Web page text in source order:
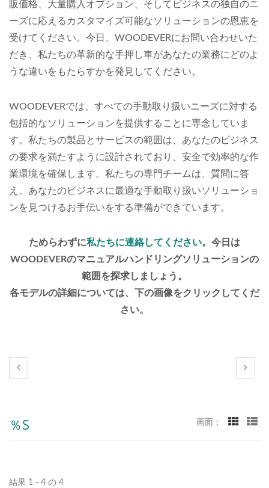
販価格、大量購入オプション、そしてビジネスの独自のニ
ーズに応えるカスタマイズ可能なソリューションの恩恵を
受けてください。今日、WOODEVERにお問い合わせいた
だき、私たちの革新的な手押し車があなたの業務にどのよ
うな違いをもたらすかを発見してください。
WOODEVERでは、すべての手動取り扱いニーズに対する
包括的なソリューションを提供することに専念していま
す。私たちの製品とサービスの範囲は、あなたのビジネス
の要求を満たすように設計されており、安全で効率的な作
業環境を確保します。私たちの専門チームは、質問に答
え、あなたのビジネスに最適な手動取り扱いソリューショ
ンを見つけるお手伝いをする準備ができています。
ためらわずに私たちに連絡してください。今日は
WOODEVERのマニュアルハンドリングソリューションの
範囲を探求しましょう。
各モデルの詳細については、下の画像をクリックしてくだ
さい。
％s 画面：
結果 1 - 4 の 4